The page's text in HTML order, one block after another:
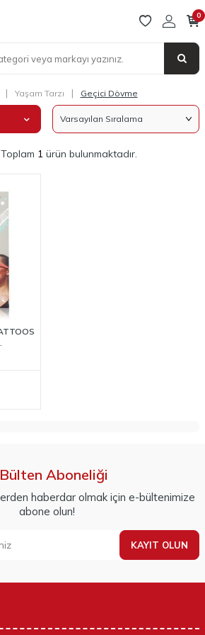
0
| Yaşam Tarzı | Geçici Dövme
Toplam 1 ürün bulunmaktadır.
Aboneliği
haberdar olmak için e-bültenimize
abone olun!
KAYIT OLUN